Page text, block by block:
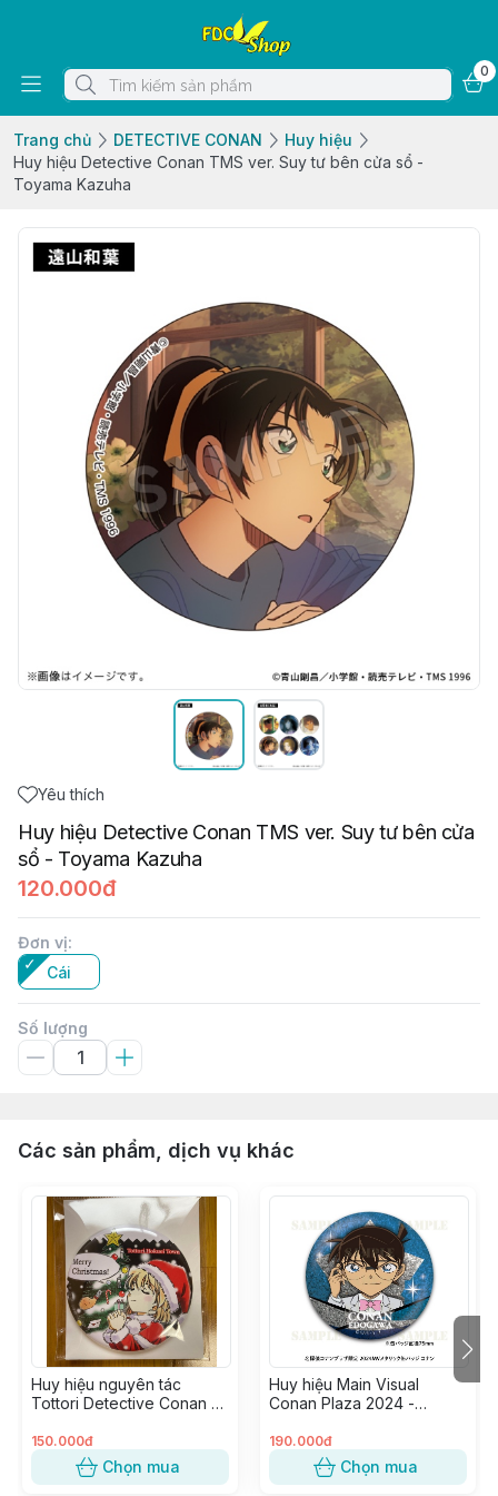
0
Trang chủ DETECTIVE CONAN
Huy hiệu
Huy hiệu Detective Conan TMS ver. Suy tư bên cửa sổ -
Toyama Kazuha
Yêu thích
Huy hiệu Detective Conan TMS ver. Suy tư bên cửa
sổ - Toyama Kazuha
120.000đ
Đơn vị:
Cái
Số lượng
Các sản phẩm, dịch vụ khác
Huy hiệu nguyên tác
Tottori Detective Conan -
150.000đ
Chọn mua
Huy hiệu Main Visual
Conan Plaza 2024 -
190.000đ
Chọn mua